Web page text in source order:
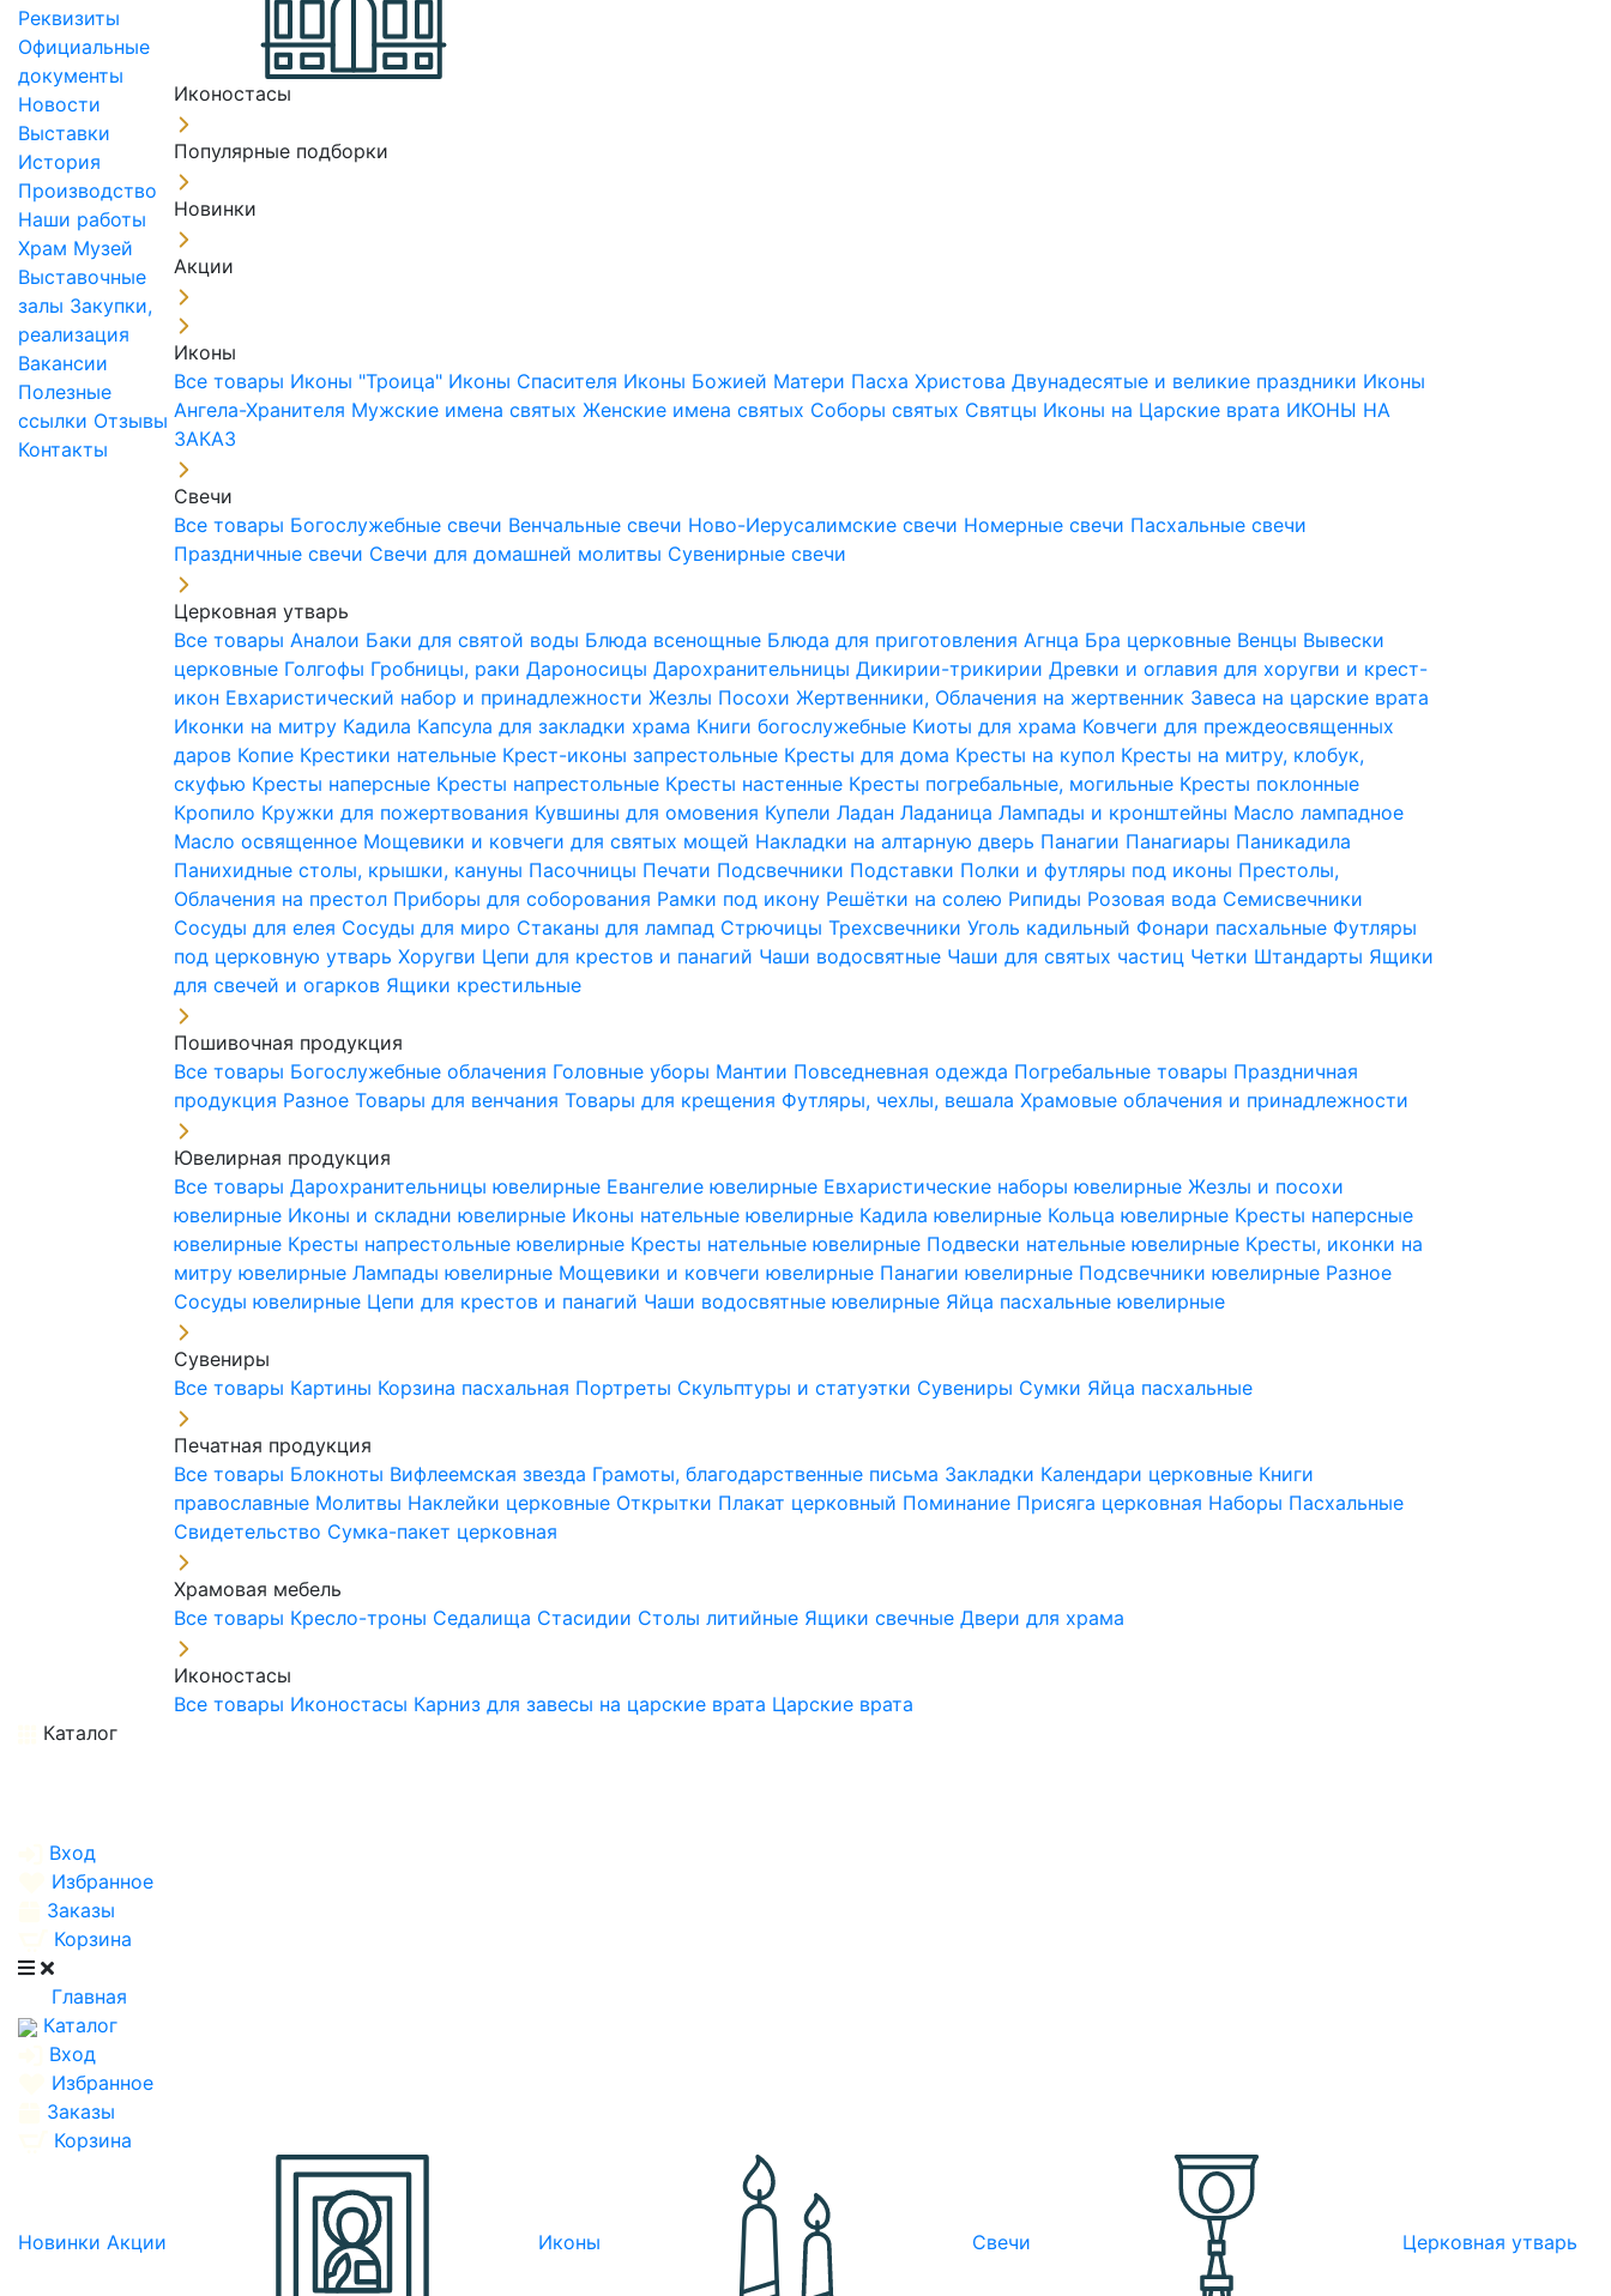
Реквизиты
Официальные
документы
Новости
Выставки
История
Производство
Наши работы
Храм Музей
Выставочные
залы Закупки,
реализация
Вакансии
Полезные
ссылки Отзывы
Контакты
Иконостасы
Популярные подборки
Новинки
Акции
Иконы
Все товары Иконы "Троица" Иконы Спасителя Иконы Божией Матери Пасха ХристоваДвунадесятые и великие праздники Иконы
Ангела-Хранителя Мужские имена святыхЖенские имена святых Соборы святых Святцы Иконы на Царские врата ИКОНЫ НА
ЗАКАЗ
Свечи
Все товары Богослужебные свечи Венчальные свечи Ново-Иерусалимские свечи Номерные свечи Пасхальные свечи
Праздничные свечи Свечи для домашней молитвы Сувенирные свечи
Церковная утварь
Все товарыАналои Баки для святой воды Блюда всенощные Блюда для приготовления Агнца Бра церковные Венцы Вывески
церковные Голгофы Гробницы, ракиДароносицыДарохранительницыДикирии-трикирииДревки и оглавия для хоругви и крест-
икон Евхаристический набор и принадлежностиЖезлы ПосохиЖертвенники, Облачения на жертвенник Завеса на царские врата
Иконки на митру Кадила Капсула для закладки храма Книги богослужебные Киоты для храма Ковчеги для преждеосвященных
даров Копие Крестики нательные Крест-иконы запрестольные Кресты для дома Кресты на купол Кресты на митру, клобук,
скуфью Кресты наперсные Кресты напрестольные Кресты настенные Кресты погребальные, могильные Кресты поклонные
Кропило Кружки для пожертвования Кувшины для омовения КупелиЛаданЛаданицаЛампады и кронштейны Масло лампадное
Масло освященное Мощевики и ковчеги для святых мощей Накладки на алтарную дверь Панагии Панагиары Паникадила
Панихидные столы, крышки, кануны Пасочницы Печати Подсвечники Подставки Полки и футляры под иконы Престолы,
Облачения на престол Приборы для соборования Рамки под икону Решётки на солею Рипиды Розовая вода Семисвечники
Сосуды для елея Сосуды для миро Стаканы для лампад СтрючицыТрехсвечникиУголь кадильный Фонари пасхальные Футляры
под церковную утварьХоругви Цепи для крестов и панагий Чаши водосвятные Чаши для святых частиц Четки Штандарты Ящики
для свечей и огарков Ящики крестильные
Пошивочная продукция
Все товары Богослужебные облачения Головные уборы Мантии Повседневная одежда Погребальные товары Праздничная
продукция РазноеТовары для венчанияТовары для крещения Футляры, чехлы, вешалаХрамовые облачения и принадлежности
Ювелирная продукция
Все товарыДарохранительницы ювелирные Евангелие ювелирные Евхаристические наборы ювелирныеЖезлы и посохи
ювелирные Иконы и складни ювелирные Иконы нательные ювелирные Кадила ювелирные Кольца ювелирные Кресты наперсные
ювелирные Кресты напрестольные ювелирные Кресты нательные ювелирные Подвески нательные ювелирные Кресты, иконки на
митру ювелирныеЛампады ювелирные Мощевики и ковчеги ювелирные Панагии ювелирные Подсвечники ювелирные Разное
Сосуды ювелирные Цепи для крестов и панагий Чаши водосвятные ювелирные Яйца пасхальные ювелирные
Сувениры
Все товары Картины Корзина пасхальная Портреты Скульптуры и статуэтки Сувениры Сумки Яйца пасхальные
Печатная продукция
Все товары Блокноты Вифлеемская звезда Грамоты, благодарственные письма Закладки Календари церковные Книги
православные Молитвы Наклейки церковные Открытки Плакат церковный Поминание Присяга церковная Наборы Пасхальные
Свидетельство Сумка-пакет церковная
Храмовая мебель
Все товары Кресло-троны Седалища Стасидии Столы литийные Ящики свечныеДвери для храма
Иконостасы
Все товары Иконостасы Карниз для завесы на царские врата Царские врата
Каталог
Вход
Избранное
Заказы
Корзина
Главная
Каталог
Вход
Избранное
Заказы
Корзина
Новинки Акции Иконы Свечи Церковная утварь